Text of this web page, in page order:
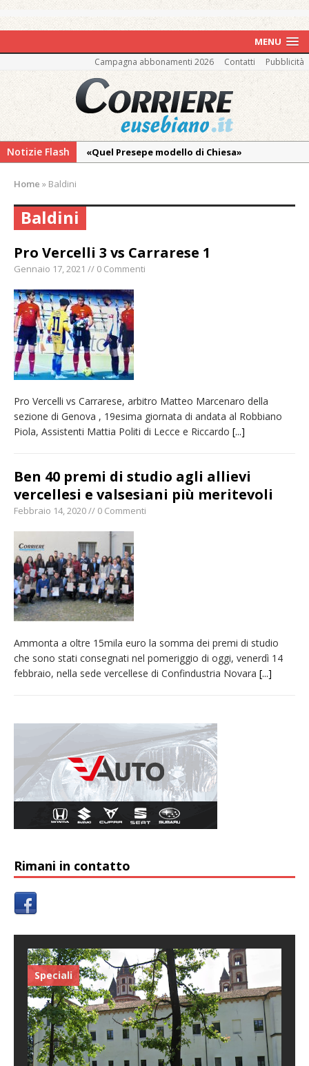
MENU
Campagna abbonamenti 2026 Contatti Pubblicità
Notizie Flash
«Quel Presepe modello di Chiesa»
mercatino agricolo
Piscina ex Enal non balneabile dopo i controlli
dell’Asl. Il Comune: «Misura precauzionale e
La Pro verso l’avvio della Stagione
La Regione stanzia oltre 38mila euro per il
carnevale di Santhià. La soddisfazione della
Pro Loco
Il Piemonte ha avviato la richiesta di calamità
naturale per la siccità estrema e gli incendi
Dieci anni fa l’ingresso a Vercelli
dell’arcivescovo mons. Marco Arnolfo
Home » Baldini
Baldini
Pro Vercelli 3 vs Carrarese 1
Gennaio 17, 2021 // 0 Commenti
Pro Vercelli vs Carrarese, arbitro Matteo Marcenaro della
sezione di Genova , 19esima giornata di andata al Robbiano
Piola, Assistenti Mattia Politi di Lecce e Riccardo [...]
Ben 40 premi di studio agli allievi
vercellesi e valsesiani più meritevoli
Febbraio 14, 2020 // 0 Commenti
Ammonta a oltre 15mila euro la somma dei premi di studio
che sono stati consegnati nel pomeriggio di oggi, venerdì 14
febbraio, nella sede vercellese di Confindustria Novara [...]
Rimani in contatto
Speciali